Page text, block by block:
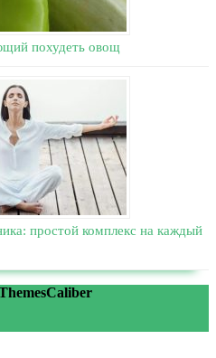
похудеть овощ
простой комплекс на каждый